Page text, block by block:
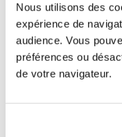
Nous utilisons des
expérience de
audience. Vous
préférences ou
de votre navigateur.
spécifique pour les rampes
3,80 €